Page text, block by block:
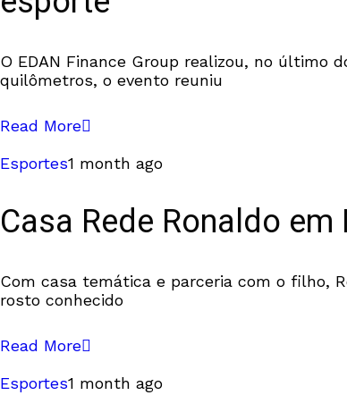
O EDAN Finance Group realizou, no último
quilômetros, o evento reuniu
Read More
Esportes1 month ago
Casa Rede Ronaldo
Com casa temática e parceria com o filho,
rosto conhecido
Read More
Esportes1 month ago